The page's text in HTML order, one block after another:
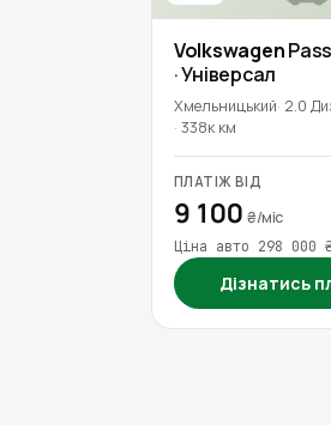
Volkswagen
· Універсал
Хмельницький 2.0
338к км
ПЛАТІЖ ВІД
9 100₴/міс
Ціна авто 298 000
Дізнатись